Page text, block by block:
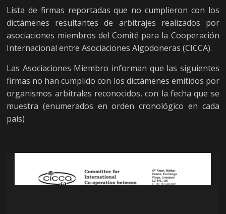
Lista de firmas reportadas que no cumplieron con los
dictámenes resultantes de arbitrajes realizados por
asociaciones miembros del Comité para la Cooperación
Internacional entre Asociaciones Algodoneras (CICCA).
Las Asociaciones Miembro informan que las siguientes
firmas no han cumplido con los dictámenes emitidos por
organismos arbitrales reconocidos, con la fecha que se
muestra (enumerados en orden cronológico en cada
país)